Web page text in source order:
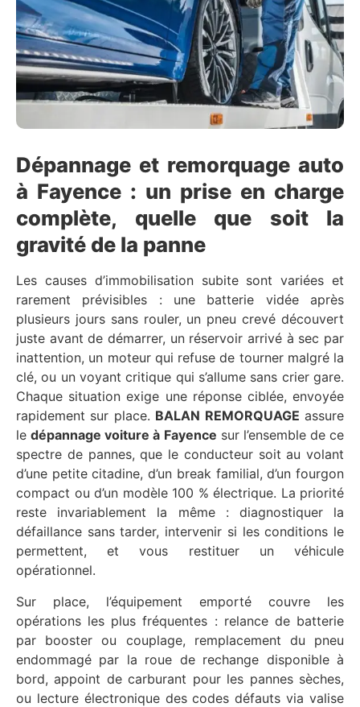
Dépannage et remorquage auto
à Fayence : un prise en charge
complète, quelle que soit la
gravité de la panne
Les causes d’immobilisation subite sont variées et
rarement prévisibles : une batterie vidée après
plusieurs jours sans rouler, un pneu crevé découvert
juste avant de démarrer, un réservoir arrivé à sec par
inattention, un moteur qui refuse de tourner malgré la
clé, ou un voyant critique qui s’allume sans crier gare.
Chaque situation exige une réponse ciblée, envoyée
rapidement sur place. BALAN REMORQUAGE assure
ledépannage voiture à Fayence sur l’ensemble de ce
spectre de pannes, que le conducteur soit au volant
d’une petite citadine, d’un break familial, d’un fourgon
compact ou d’un modèle 100 % électrique. La priorité
reste invariablement la même : diagnostiquer la
défaillance sans tarder, intervenir si les conditions le
permettent, et vous restituer un véhicule
opérationnel.
Sur place, l’équipement emporté couvre les
opérations les plus fréquentes : relance de batterie
par booster ou couplage, remplacement du pneu
endommagé par la roue de rechange disponible à
bord, appoint de carburant pour les pannes sèches,
ou lecture électronique des codes défauts via valise